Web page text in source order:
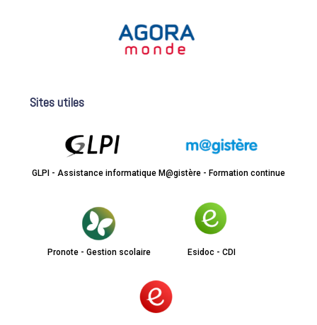
Sites utiles
GLPI - Assistance informatique M@gistère - Formation continue
Pronote - Gestion scolaire Esidoc - CDI